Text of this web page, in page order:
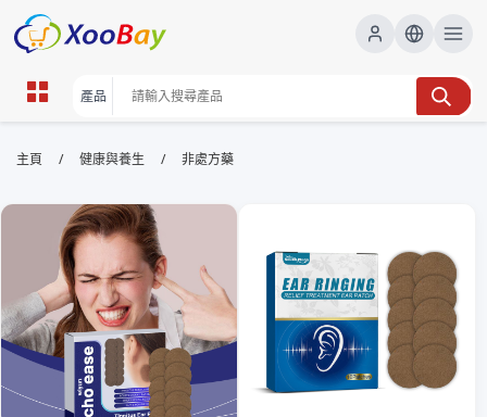
非處方藥 | XOOBAY B2B/B2C
非處方藥,購買指南,家庭用藥, wholesale 非處方藥,
XOOBAY
非處方藥購買與常見用途與注意事項指南說明
主頁 / 健康與養生 / 非處方藥